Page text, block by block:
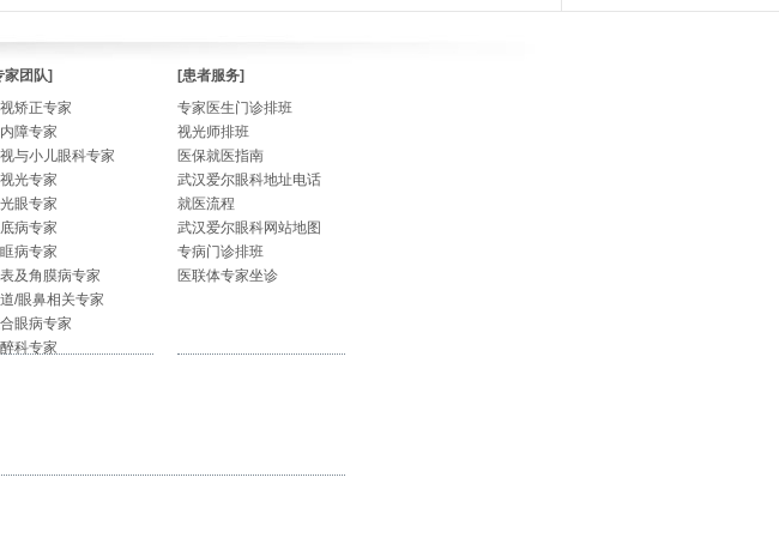
家团队]
矫正专家
障专家
与小儿眼科专家
光专家
眼专家
病专家
病专家
及角膜病专家
/眼鼻相关专家
眼病专家
科专家
[患者服务]
专家医生门诊排班
视光师排班
医保就医指南
武汉爱尔眼科地址电话
就医流程
武汉爱尔眼科网站地图
专病门诊排班
医联体专家坐诊